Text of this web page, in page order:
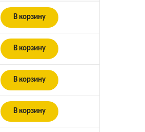
В корзину
В корзину
В корзину
В корзину